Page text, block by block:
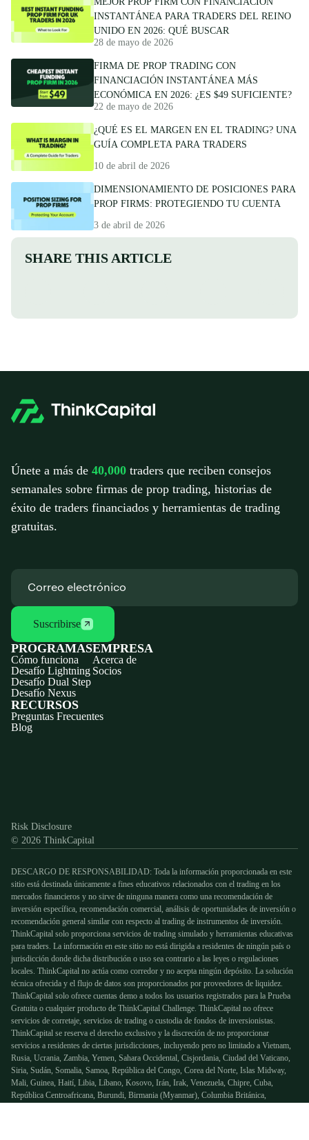
INSTANTÁNEA PARA TRADERS DEL REINO
UNIDO EN 2026: QUÉ BUSCAR
28 de mayo de 2026
FIRMA DE PROP TRADING CON
FINANCIACIÓN INSTANTÁNEA MÁS
ECONÓMICA EN 2026: ¿ES $49 SUFICIENTE?
22 de mayo de 2026
¿QUÉ ES EL MARGEN EN EL TRADING? UNA
GUÍA COMPLETA PARA TRADERS
10 de abril de 2026
DIMENSIONAMIENTO DE POSICIONES PARA
PROP FIRMS: PROTEGIENDO TU CUENTA
3 de abril de 2026
SHARE THIS ARTICLE
Únete a más de 40,000 traders que reciben consejos
semanales sobre firmas de prop trading, historias de
éxito de traders financiados y herramientas de trading
gratuitas.
Suscribirse
PROGRAMAS
Cómo funciona
Desafío Lightning
Desafío Dual Step
Desafío Nexus
EMPRESA
Acerca de
Socios
RECURSOS
Preguntas Frecuentes
Blog
Risk Disclosure
© 2026 ThinkCapital
DESCARGO DE RESPONSABILIDAD: Toda la información proporcionada en este
sitio está destinada únicamente a fines educativos relacionados con el trading en los
mercados financieros y no sirve de ninguna manera como una recomendación de
inversión específica, recomendación comercial, análisis de oportunidades de inversión o
recomendación general similar con respecto al trading de instrumentos de inversión.
ThinkCapital solo proporciona servicios de trading simulado y herramientas educativas
para traders. La información en este sitio no está dirigida a residentes de ningún país o
jurisdicción donde dicha distribución o uso sea contrario a las leyes o regulaciones
locales. ThinkCapital no actúa como corredor y no acepta ningún depósito. La solución
técnica ofrecida y el flujo de datos son proporcionados por proveedores de liquidez.
ThinkCapital solo ofrece cuentas demo a todos los usuarios registrados para la Prueba
Gratuita o cualquier producto de ThinkCapital Challenge. ThinkCapital no ofrece
servicios de corretaje, servicios de trading o custodia de fondos de inversionistas.
ThinkCapital se reserva el derecho exclusivo y la discreción de no proporcionar
servicios a residentes de ciertas jurisdicciones, incluyendo pero no limitado a Vietnam,
Rusia, Ucrania, Zambia, Yemen, Sahara Occidental, Cisjordania, Ciudad del Vaticano,
Siria, Sudán, Somalia, Samoa, República del Congo, Corea del Norte, Islas Midway,
Mali, Guinea, Haití, Libia, Líbano, Kosovo, Irán, Irak, Venezuela, Chipre, Cuba,
República Centroafricana, Burundi, Birmania (Myanmar), Columbia Británica,